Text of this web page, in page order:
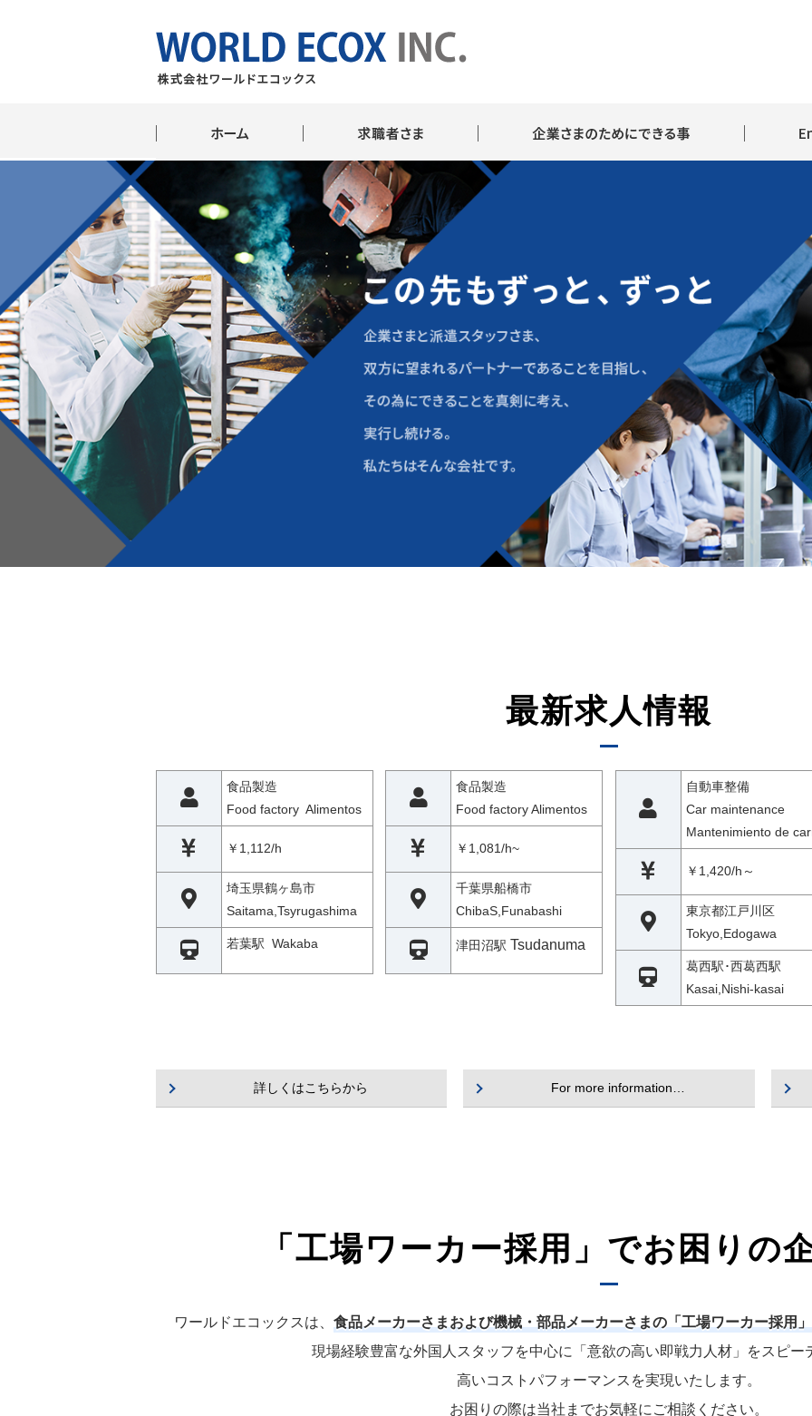
最新求人情報
食品製造
Food factory Alimentos
￥1,112/h
埼玉県鶴ヶ島市
Saitama,Tsyrugashima
若葉駅 Wakaba
食品製造
Food factory Alimentos
￥1,081/h~
千葉県船橋市
ChibaS,Funabashi
津田沼駅Tsudanuma
自動車整備
Car maintenance
Mantenimiento de
￥1,420/h～
東京都江戸川区
Tokyo,Edogawa
葛西駅･西葛西駅
Kasai,Nishi-kasai
詳しくはこちらから For more information…
「工場ワーカー採用」でお困りの
ワールドエコックスは、 食品メーカーさまおよび機械・部品メーカーさまの「工場ワーカー採用
現場経験豊富な外国人スタッフを中心に「意欲の高い即戦力人材」をスピー
高いコストパフォーマンスを実現いたします。
お困りの際は当社までお気軽にご相談ください。